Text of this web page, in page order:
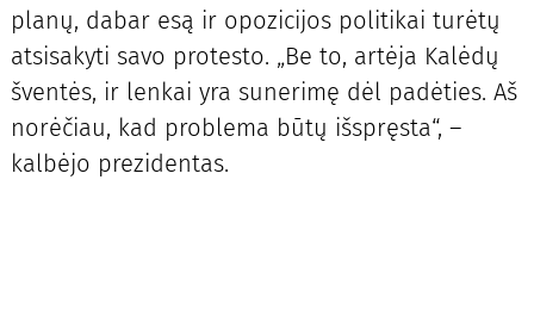
planų, dabar esą ir opozicijos politikai turėtų
atsisakyti savo protesto. „Be to, artėja Kalėdų
šventės, ir lenkai yra sunerimę dėl padėties. Aš
norėčiau, kad problema būtų išspręsta“, –
kalbėjo prezidentas.